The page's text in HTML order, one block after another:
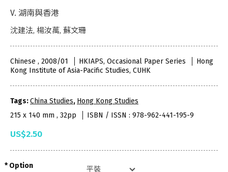
V. 湖南與香港
沈建法, 楊汝萬, 蘇文珊
Chinese , 2008/01 HKIAPS, Occasional Paper Series
Hong
Kong Institute of Asia-Pacific Studies, CUHK
Tags:China Studies, Hong Kong Studies
215 x 140 mm , 32pp
ISBN / ISSN : 978-962-441-195-9
US$2.50
Option